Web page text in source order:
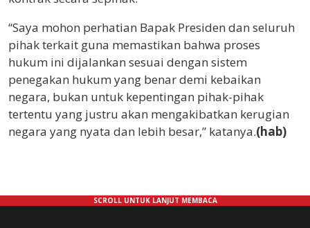
“Saya mohon perhatian Bapak Presiden dan seluruh
pihak terkait guna memastikan bahwa proses
hukum ini dijalankan sesuai dengan sistem
penegakan hukum yang benar demi kebaikan
negara, bukan untuk kepentingan pihak-pihak
tertentu yang justru akan mengakibatkan kerugian
negara yang nyata dan lebih besar,” katanya.(hab)